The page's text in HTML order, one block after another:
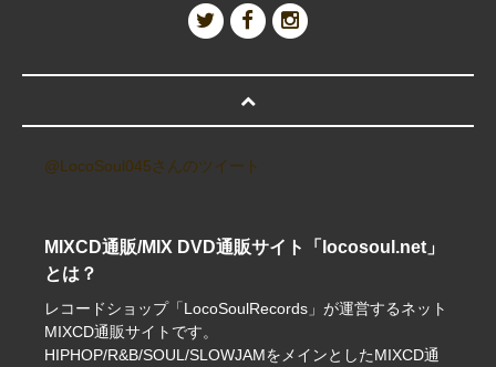
@LocoSoul045さんのツイート
MIXCD通販/MIX DVD通販サイト「locosoul.net」
とは？
レコードショップ「LocoSoulRecords」が運営するネット
MIXCD通販サイトです。
HIPHOP/R&B/SOUL/SLOWJAMをメインとしたMIXCD通